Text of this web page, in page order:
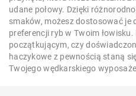
udane połowy. Dzięki
smaków, możesz dostosować
preferencji ryb w Twoim
początkującym, czy
haczykowe z pewnością staną
Twojego wędkarskiego